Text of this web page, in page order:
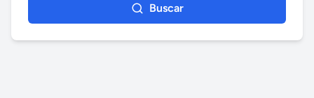
Buscar